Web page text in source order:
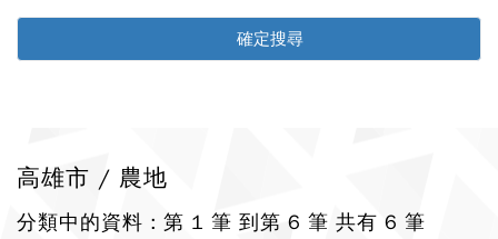
高雄市 / 農地
分類中的資料 : 第 1 筆 到第 6 筆 共有 6 筆